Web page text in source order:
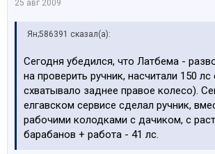
25 авг 2009
Ян;586391 сказал(а):
Сегодня убедился, что Латбема -
на проверить ручник, насчитали 150
схватывало заднее правое колесо).
елгавском сервисе сделал ручник,
рабочими колодками с дачиком, с
барабанов + работа - 41 лс.